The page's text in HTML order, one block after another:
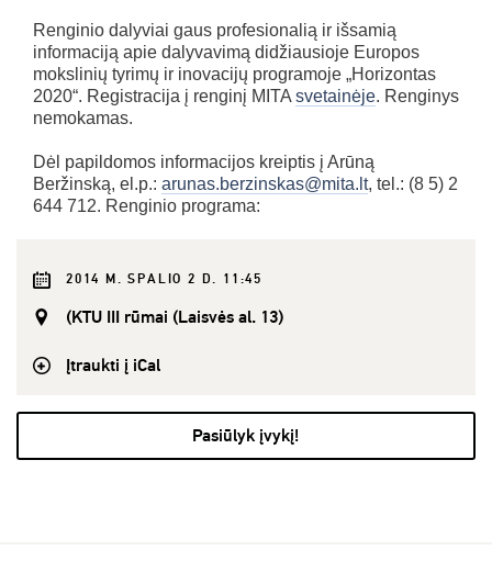
Renginio dalyviai gaus profesionalią ir išsamią
informaciją apie dalyvavimą didžiausioje Europos
mokslinių tyrimų ir inovacijų programoje „Horizontas
2020“. Registracija į renginį MITA svetainėje. Renginys
nemokamas.
Dėl papildomos informacijos kreiptis į Arūną
Beržinską, el.p.: arunas.berzinskas@mita.lt, tel.: (8 5) 2
644 712. Renginio programa:
2014 M. SPALIO 2 D. 11:45
(KTU III rūmai (Laisvės al. 13)
Įtraukti į iCal
Pasiūlyk įvykį!